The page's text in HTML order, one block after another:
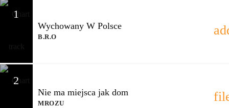
1
Wychowany W Polsce
B.R.O
2
Nie ma miejsca jak dom
MROZU